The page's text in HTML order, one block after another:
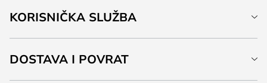
KORISNIČKA SLUŽBA
DOSTAVA I POVRAT